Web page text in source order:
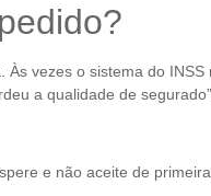
vezes o sistema do
a qualidade de segurado”.
e não aceite de